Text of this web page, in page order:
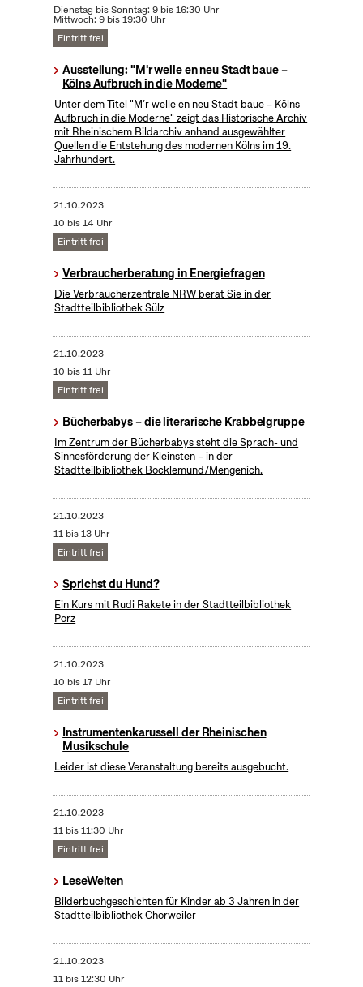
Dienstag bis Sonntag: 9 bis 16:30 Uhr
Mittwoch: 9 bis 19:30 Uhr
Eintritt frei
Ausstellung: "M'r welle en neu Stadt baue –
Kölns Aufbruch in die Moderne"
Unter dem Titel "M’r welle en neu Stadt baue – Kölns
Aufbruch in die Moderne" zeigt das Historische Archiv
mit Rheinischem Bildarchiv anhand ausgewählter
Quellen die Entstehung des modernen Kölns im 19.
Jahrhundert.
21.10.2023
10 bis 14 Uhr
Eintritt frei
Verbraucherberatung in Energiefragen
Die Verbraucherzentrale NRW berät Sie in der
Stadtteilbibliothek Sülz
21.10.2023
10 bis 11 Uhr
Eintritt frei
Bücherbabys – die literarische Krabbelgruppe
Im Zentrum der Bücherbabys steht die Sprach- und
Sinnesförderung der Kleinsten – in der
Stadtteilbibliothek Bocklemünd/Mengenich.
21.10.2023
11 bis 13 Uhr
Eintritt frei
Sprichst du Hund?
Ein Kurs mit Rudi Rakete in der Stadtteilbibliothek
Porz
21.10.2023
10 bis 17 Uhr
Eintritt frei
Instrumentenkarussell der Rheinischen
Musikschule
Leider ist diese Veranstaltung bereits ausgebucht.
21.10.2023
11 bis 11:30 Uhr
Eintritt frei
LeseWelten
Bilderbuchgeschichten für Kinder ab 3 Jahren in der
Stadtteilbibliothek Chorweiler
21.10.2023
11 bis 12:30 Uhr